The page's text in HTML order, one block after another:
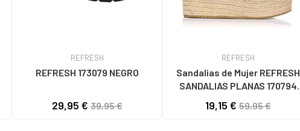
REFRESH
REFRESH 173079 NEGRO
29,95 €39,95 €
REFRESH
Sandalias de Mujer REFRESH
SANDALIAS PLANAS 170794
19,15 €59,95 €